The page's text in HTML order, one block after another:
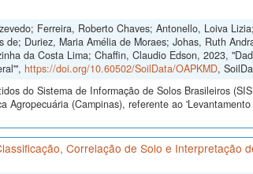
Ferreira, Roberto Chaves; Antonello, Loiva
de; Duriez, Maria Amélia de Moraes; Johas, Ruth
da Costa Lima; Chaffin, Claudio Edson, 2023,
https://doi.org/10.60502/SoilData/OAPKMD,
do Sistema de Informação de Solos Brasileiros
Agropecuária (Campinas), referente ao
Correlação de Solo e Interpretação